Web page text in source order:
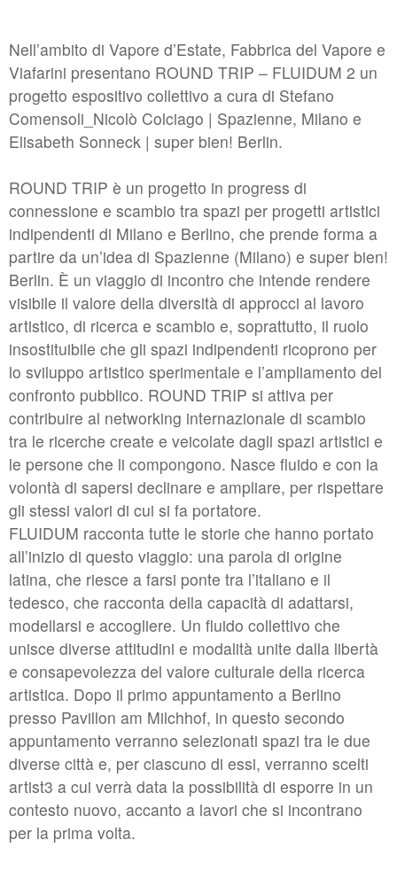
//related to time
#6 | 2019 Christian Gode
#5 | 2018 Ulrike Mohr
#3 | 2018 Markus Wirthmann
#2 | 2018 Nadja Schöllhammer
#1 | 2018 Christof Zwiener
//related to nature
#5 | 2017 Dorte Visby
#4 | 2017 Henry Stöcker
#3 | 2017 Marianne Jørgensen
#2 | 2017 Elisabeth Sonneck
#1 | 2017 Oliver Möst
archiv
2019 | Enrico Niemann
2019 | Irène Hug
2018 | Ellinor Euler
2018 | Martin Binder
2017 | Kathrin Rabenort
2016 | Ariel Gout
2016 | Beat Brogle
2016 | Anne Katrin Stork
2015 | Anna Borgman
Nell’ambito di Vapore d’Estate, Fabbrica del Vapore e
Viafarini presentano ROUND TRIP – FLUIDUM 2 un
progetto espositivo collettivo a cura di Stefano
Comensoli_Nicolò Colciago | Spazienne, Milano e
Elisabeth Sonneck | super bien! Berlin.
ROUND TRIP è un progetto in progress di
connessione e scambio tra spazi per progetti artistici
indipendenti di Milano e Berlino, che prende forma a
partire da un’idea di Spazienne (Milano) e super bien!
Berlin. È un viaggio di incontro che intende rendere
visibile il valore della diversità di approcci al lavoro
artistico, di ricerca e scambio e, soprattutto, il ruolo
insostituibile che gli spazi indipendenti ricoprono per
lo sviluppo artistico sperimentale e l’ampliamento del
confronto pubblico. ROUND TRIP si attiva per
contribuire al networking internazionale di scambio
tra le ricerche create e veicolate dagli spazi artistici e
le persone che li compongono. Nasce fluido e con la
volontà di sapersi declinare e ampliare, per rispettare
gli stessi valori di cui si fa portatore.
FLUIDUM racconta tutte le storie che hanno portato
all’inizio di questo viaggio: una parola di origine
latina, che riesce a farsi ponte tra l’italiano e il
tedesco, che racconta della capacità di adattarsi,
modellarsi e accogliere. Un fluido collettivo che
unisce diverse attitudini e modalità unite dalla libertà
e consapevolezza del valore culturale della ricerca
artistica. Dopo il primo appuntamento a Berlino
presso Pavillon am Milchhof, in questo secondo
appuntamento verranno selezionati spazi tra le due
diverse città e, per ciascuno di essi, verranno scelti
artist3 a cui verrà data la possibilità di esporre in un
contesto nuovo, accanto a lavori che si incontrano
per la prima volta.